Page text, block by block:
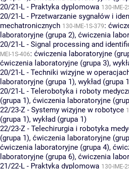
20/21-L - Praktyka dyplomowa 130-IME-
20/21-L - Przetwarzanie sygnałów i
mechatronicznych 130-IME-1S-379:
laboratoryjne (grupa 2), ćwiczenia
20/21-L - Signal processing and
MEI-1S-406: ćwiczenia laboratoryjne
ćwiczenia laboratoryjne (grupa 3),
20/21-L - Techniki wizyjne w
laboratoryjne (grupa 1), wykład (grupa
20/21-L - Telerobotyka i roboty
(grupa 1), ćwiczenia laboratoryjne
22/23-Z - Systemy wizyjne w robotyce
(grupa 1), wykład (grupa 1)
22/23-Z - Telechirurgia i robotyka
(grupa 1), ćwiczenia laboratoryjne
ćwiczenia laboratoryjne (grupa 4),
laboratoryjne (grupa 6), ćwiczenia
21/22-L - Praktyka dyplomowa 130-IME-